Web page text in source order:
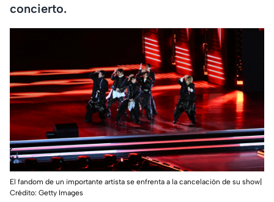
concierto.
El fandom de un importante artista se enfrenta a la cancelación de su show|
Crédito: Getty Images